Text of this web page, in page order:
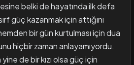
belki de hayatında ilk defa
güç kazanmak için attığını
bir gün kurtulması için dua
hiçbir zaman anlayamıyordu.
de bir kızı olsa güç için